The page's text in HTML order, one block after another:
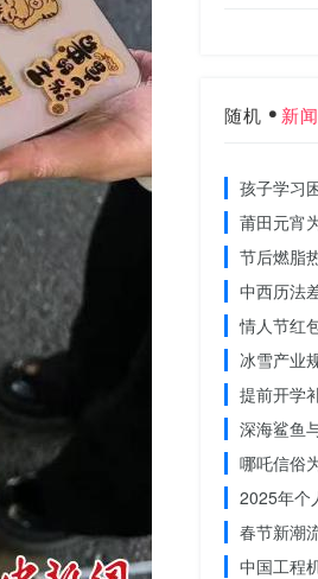
随机 新闻
孩子学习
莆田元宵
节后燃脂
中西历法
情人节红
冰雪产业
提前开学
深海鲨鱼
哪吒信俗
2025年个
春节新潮
中国工程